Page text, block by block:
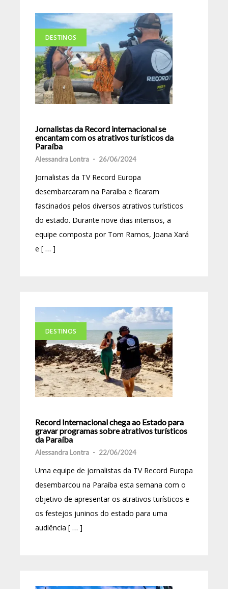
DESTINOS
Jornalistas da Record internacional se
encantam com os atrativos turísticos da
Paraíba
Alessandra Lontra - 26/06/2024
Jornalistas da TV Record Europa
desembarcaram na Paraíba e ficaram
fascinados pelos diversos atrativos turísticos
do estado. Durante nove dias intensos, a
equipe composta por Tom Ramos, Joana Xará
e [ … ]
DESTINOS
Record Internacional chega ao Estado para
gravar programas sobre atrativos turísticos
da Paraíba
Alessandra Lontra - 22/06/2024
Uma equipe de jornalistas da TV Record Europa
desembarcou na Paraíba esta semana com o
objetivo de apresentar os atrativos turísticos e
os festejos juninos do estado para uma
audiência [ … ]